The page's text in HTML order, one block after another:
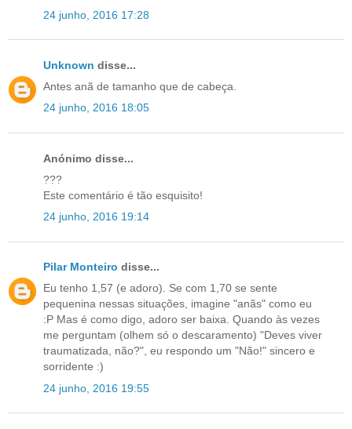
24 junho, 2016 17:28
Unknown disse...
Antes anã de tamanho que de cabeça.
24 junho, 2016 18:05
Anónimo disse...
???
Este comentário é tão esquisito!
24 junho, 2016 19:14
Pilar Monteiro disse...
Eu tenho 1,57 (e adoro). Se com 1,70 se sente
pequenina nessas situações, imagine "anãs" como eu
:P Mas é como digo, adoro ser baixa. Quando às vezes
me perguntam (olhem só o descaramento) "Deves viver
traumatizada, não?", eu respondo um "Não!" sincero e
sorridente :)
24 junho, 2016 19:55